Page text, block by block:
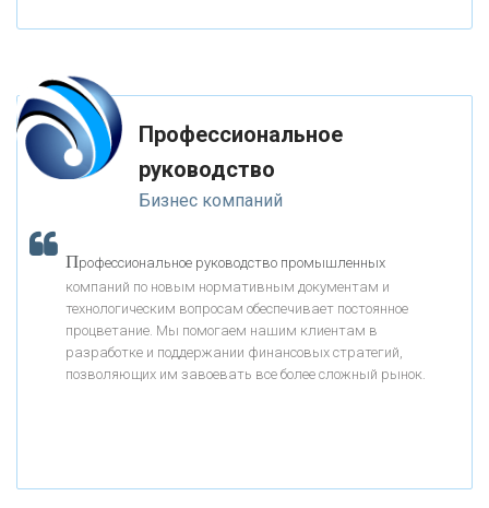
«ТРАСТ»
«ГАЗПРОМБАНК»
«МОСКОВСКИЙ КРЕДИТНЫЙ БАНК»
«БАНК ВОЗРОЖДЕНИЕ»
«ТАТФОНДБАНК»
Профессиональное
руководство
Бизнес компаний
Профессиональное руководство промышленных
компаний по новым нормативным документам и
технологическим вопросам обеспечивает постоянное
процветание. Мы помогаем нашим клиентам в
разработке и поддержании финансовых стратегий,
позволяющих им завоевать все более сложный рынок.